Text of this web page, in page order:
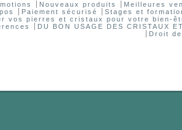
Nouveaux produits
Meilleures
Paiement sécurisé
Stages et
vos pierres et cristaux pour votre bien-
DU BON USAGE DES CRISTAUX
Droit